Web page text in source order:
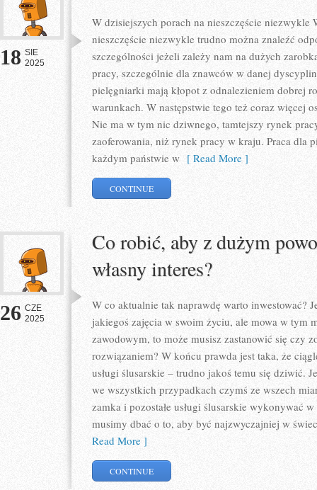
18 SIE
2025
W dzisiejszych porach na nieszczęście niezwykle
nieszczęście niezwykle trudno można znaleźć
szczególności jeżeli zależy nam na dużych
pracy, szczególnie dla znawców w danej
pielęgniarki mają kłopot z odnalezieniem dobrej
warunkach. W następstwie tego też coraz więcej
Nie ma w tym nic dziwnego, tamtejszy rynek
zaoferowania, niż rynek pracy w kraju. Praca dla
każdym państwie w [ Read More ]
CONTINUE
26 CZE
2025
Co robić, aby z dużym
własny interes?
W co aktualnie tak naprawdę warto inwestować?
jakiegoś zajęcia w swoim życiu, ale mowa w tym
zawodowym, to może musisz zastanowić się czy
rozwiązaniem? W końcu prawda jest taka, że
usługi ślusarskie – trudno jakoś temu się dziwić.
we wszystkich przypadkach czymś ze wszech
zamka i pozostałe usługi ślusarskie wykonywać
musimy dbać o to, aby być najzwyczajniej w
Read More ]
CONTINUE